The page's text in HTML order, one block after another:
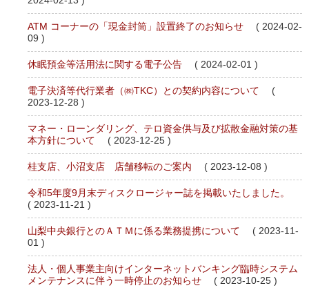
ATM コーナーの「現金封筒」設置終了のお知らせ
( 2024-02-
09 )
休眠預金等活用法に関する電子公告 ( 2024-02-01 )
電子決済等代行業者（㈱TKC）との契約内容について
(
2023-12-28 )
マネー・ローンダリング、テロ資金供与及び拡散金融対策の基
本方針について
( 2023-12-25 )
桂支店、小沼支店 店舗移転のご案内 ( 2023-12-08 )
令和5年度9月末ディスクロージャー誌を掲載いたしました。
( 2023-11-21 )
山梨中央銀行とのＡＴＭに係る業務提携について
( 2023-11-
01 )
法人・個人事業主向けインターネットバンキング臨時システム
メンテナンスに伴う一時停止のお知らせ
( 2023-10-25 )